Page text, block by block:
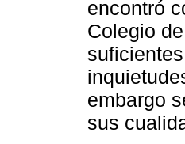
encontró
Colegio
embargo
sus